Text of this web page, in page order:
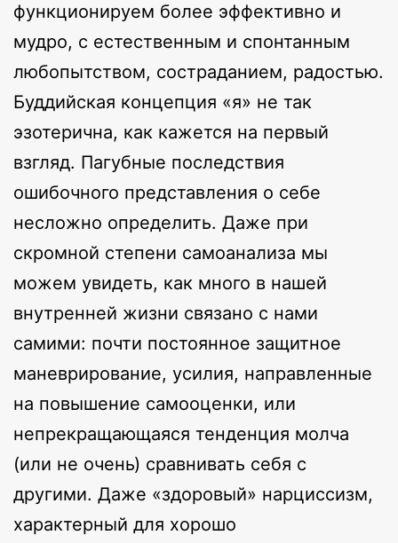
функционируем более эффективно и
мудро, с естественным и спонтанным
любопытством, состраданием, радостью.
Буддийская концепция «я» не так
эзотерична, как кажется на первый
взгляд. Пагубные последствия
ошибочного представления о себе
несложно определить. Даже при
скромной степени самоанализа мы
можем увидеть, как много в нашей
внутренней жизни связано с нами
самими: почти постоянное защитное
маневрирование, усилия, направленные
на повышение самооценки, или
непрекращающаяся тенденция молча
(или не очень) сравнивать себя с
другими. Даже «здоровый» нарциссизм,
характерный для хорошо